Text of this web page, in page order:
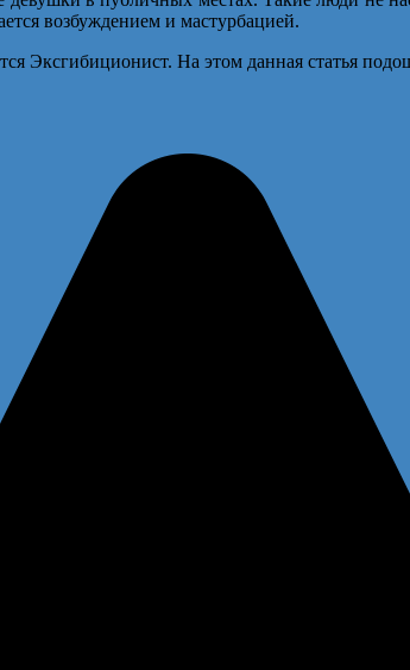
возбуждением и мастурбацией.
Эксгибиционист. На этом данная статья